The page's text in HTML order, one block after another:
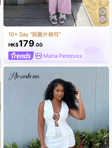
10+ Say "與圖片相符"
HK$179.00
Maria Perezxox